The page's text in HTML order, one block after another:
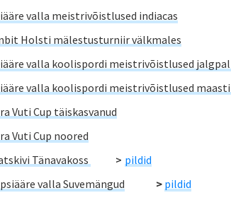
valla meistrivõistlused indiacas
Holsti mälestusturniir välkmales
valla koolispordi meistrivõistlused
valla koolispordi meistrivõistlused
Vuti Cup täiskasvanud
Vuti Cup noored
Tänavakoss
> pildid
valla Suvemängud
> pildid